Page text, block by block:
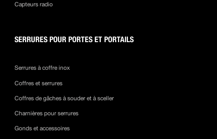
Capteurs radio
SERRURES POUR PORTES ET PORTAILS
Serrures à coffre inox
Coffres et serrures
Coffres de gâches à souder et à sceller
Charnières pour serrures
Gonds et accessoires